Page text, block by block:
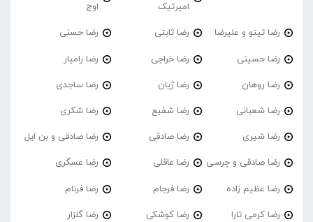
امیرتیک
اوج
رضا تیتو و علیرضا رضا ثابتی رضا حسنی
رضا حسینی رضا خراجی رضا رامیار
رضا روهان رضا ژیان رضا ساجدی
رضا شعبانی رضا شفیع رضا شکری
رضا شیری رضا صادقی رضا صادقی و بن ایل
رضا صادقی و چرسی رضا عاقلی رضا عسگری
رضا عظیم زاده رضا فرجام رضا فرنام
رضا کرمی تارا رضا کوشکی رضا گلزار